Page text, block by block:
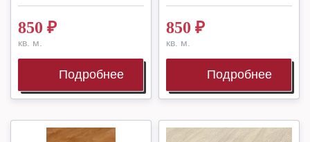
850 ₽
кв. м.
Подробнее
850 ₽
кв. м.
Подробнее